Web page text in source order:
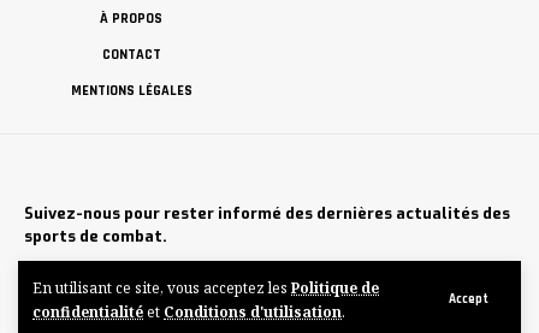
En utilisant ce site, vous acceptez les Politique de
confidentialitéet Conditions d'utilisation.
Accept
À PROPOS
CONTACT
MENTIONS LÉGALES
Suivez-nous pour rester informé des dernières actualités des
sports de combat.
dimanche, 9 Août , 2026